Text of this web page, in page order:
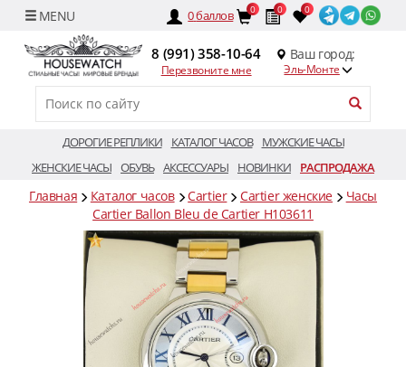
0баллов 0 0 0
8 (991) 358-10-64
Перезвоните мне
Ваш город:
Эль-Монте
ДОРОГИЕ РЕПЛИКИ КАТАЛОГ ЧАСОВ
МУЖСКИЕ ЧАСЫ
ЖЕНСКИЕ ЧАСЫ ОБУВЬ АКСЕССУАРЫ НОВИНКИ РАСПРОДАЖА
Главная Каталог часов Cartier Cartier женские
Часы
Cartier Ballon Bleu de Cartier H103611